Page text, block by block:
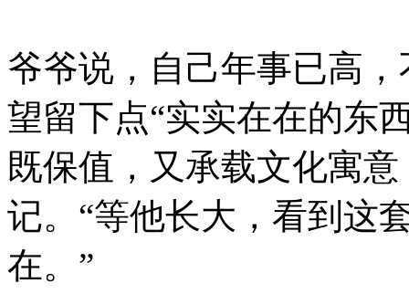
爷爷说，自己年事已高
望留下点“实实在在的东
既保值，又承载文化寓
记。“等他长大，看到这
在。”